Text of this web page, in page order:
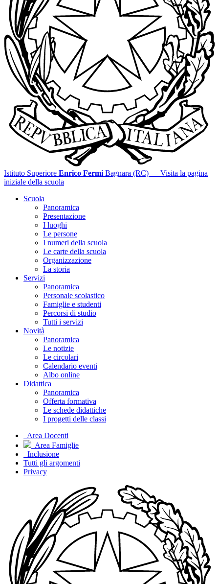
Istituto Superiore Enrico Fermi Bagnara (RC) — Visita la pagina
iniziale della scuola
Scuola
Panoramica
Presentazione
I luoghi
Le persone
I numeri della scuola
Le carte della scuola
Organizzazione
La storia
Servizi
Panoramica
Personale scolastico
Famiglie e studenti
Percorsi di studio
Tutti i servizi
Novità
Panoramica
Le notizie
Le circolari
Calendario eventi
Albo online
Didattica
Panoramica
Offerta formativa
Le schede didattiche
I progetti delle classi
Area Docenti
Area Famiglie
Inclusione
Tutti gli argomenti
Privacy